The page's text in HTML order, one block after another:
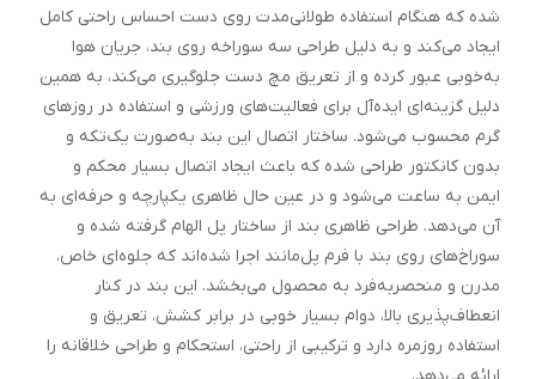
شده که هنگام استفاده طولانی‌مدت روی دست احساس راحتی کامل
ایجاد می‌کند و به دلیل طراحی سه سوراخه روی بند، جریان هوا
به‌خوبی عبور کرده و از تعریق مچ دست جلوگیری می‌کند، به همین
دلیل گزینه‌ای ایده‌آل برای فعالیت‌های ورزشی و استفاده در روزهای
گرم محسوب می‌شود. ساختار اتصال این بند به‌صورت یک‌تکه و
بدون کانکتور طراحی شده که باعث ایجاد اتصال بسیار محکم و
ایمن به ساعت می‌شود و در عین حال ظاهری یکپارچه و حرفه‌ای به
آن می‌دهد. طراحی ظاهری بند از ساختار پل الهام گرفته شده و
سوراخ‌های روی بند با فرم پل‌مانند اجرا شده‌اند که جلوه‌ای خاص،
مدرن و منحصربه‌فرد به محصول می‌بخشد. این بند در کنار
انعطاف‌پذیری بالا، دوام بسیار خوبی در برابر کشش، تعریق و
استفاده روزمره دارد و ترکیبی از راحتی، استحکام و طراحی خلاقانه را